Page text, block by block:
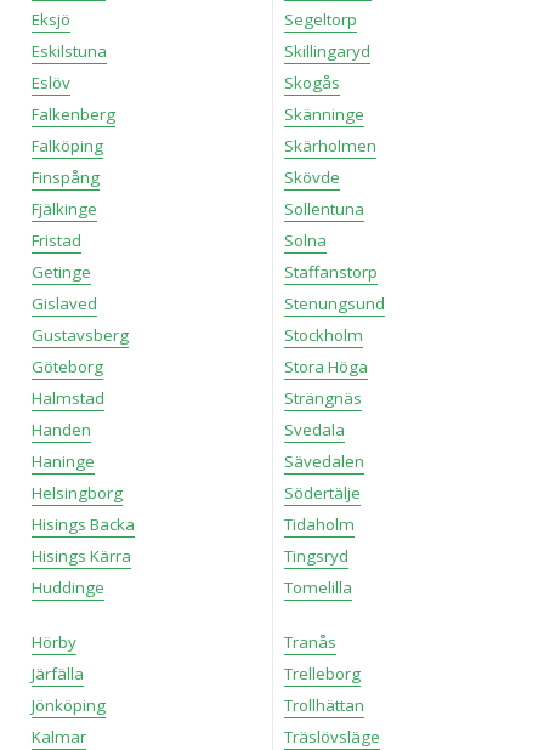
Eksjö
Eskilstuna
Eslöv
Falkenberg
Falköping
Finspång
Fjälkinge
Fristad
Getinge
Gislaved
Gustavsberg
Göteborg
Halmstad
Handen
Haninge
Helsingborg
Hisings Backa
Hisings Kärra
Huddinge
Hörby
Järfälla
Jönköping
Kalmar
Segeltorp
Skillingaryd
Skogås
Skänninge
Skärholmen
Skövde
Sollentuna
Solna
Staffanstorp
Stenungsund
Stockholm
Stora Höga
Strängnäs
Svedala
Sävedalen
Södertälje
Tidaholm
Tingsryd
Tomelilla
Tranås
Trelleborg
Trollhättan
Träslövsläge